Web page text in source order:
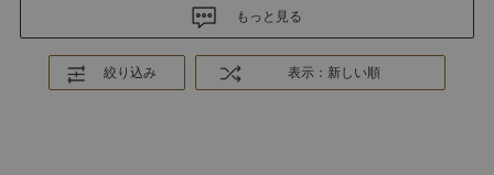
もっと見る
絞り込み 表示：新しい順